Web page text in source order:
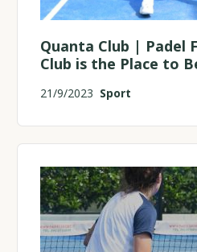
Quanta Club | Padel
Club is the Place to
21/9/2023 Sport